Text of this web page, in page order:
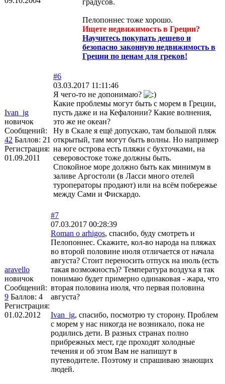
Пелопоннес тоже хорошо.
Ищете недвижимость в Греции?
Научитесь покупать дешево и
безопасно законную недвижимость в
Греции по ценам для греков!
Ivan_jg
новичок
Сообщений:
42 Баллов: 21
Регистрация:
01.09.2011
#6
03.03.2017 11:11:46
Я чего-то не допонимаю?
Какие проблемы могут быть с морем в Греции,
пусть даже и на Кефалонии? Какие волнения,
это же не океан?
Ну в Скале я ещё допускаю, там большой пляж
открытый, там могут быть волны. Но например
на юге острова есть пляжи с бухточками, на
северовостоке тоже должны быть.
Спокойное море должно быть как минимум в
заливе Аргостоли (в Ласси много отелей
туроператоры продают) или на всём побережье
между Сами и Фискардо.
aravello
новичок
Сообщений:
9 Баллов: 4
Регистрация:
01.02.2012
#7
07.03.2017 00:28:39
Roman o arhigos, спасибо, буду смотреть и
Пелопоннес. Скажите, кол-во народа на пляжах
во второй половине июля отличается от начала
августа? Стоит переносить отпуск на июль (есть
такая возможность)? Температура воздуха я так
понимаю будет примерно одинаковая - жара, что
вторая половина июля, что первая половина
августа?
Ivan_jg, спасибо, посмотрю ту сторону. Проблем
с морем у нас никогда не возникало, пока не
родились дети. В разных странах полно
прибрежных мест, где проходят холодные
течения и об этом Вам не напишут в
путеводителе. Поэтому и спрашиваю знающих
людей.